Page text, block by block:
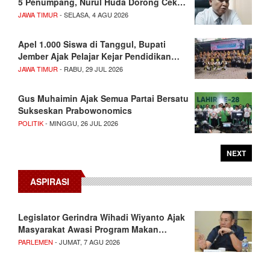
JAWA TIMUR - SELASA, 4 AGU 2026
Apel 1.000 Siswa di Tanggul, Bupati
Jember Ajak Pelajar Kejar Pendidikan…
JAWA TIMUR - RABU, 29 JUL 2026
Gus Muhaimin Ajak Semua Partai Bersatu
Sukseskan Prabowonomics
POLITIK- MINGGU, 26 JUL 2026
NEXT
ASPIRASI
Legislator Gerindra Wihadi Wiyanto Ajak
Masyarakat Awasi Program Makan…
PARLEMEN - JUMAT, 7 AGU 2026